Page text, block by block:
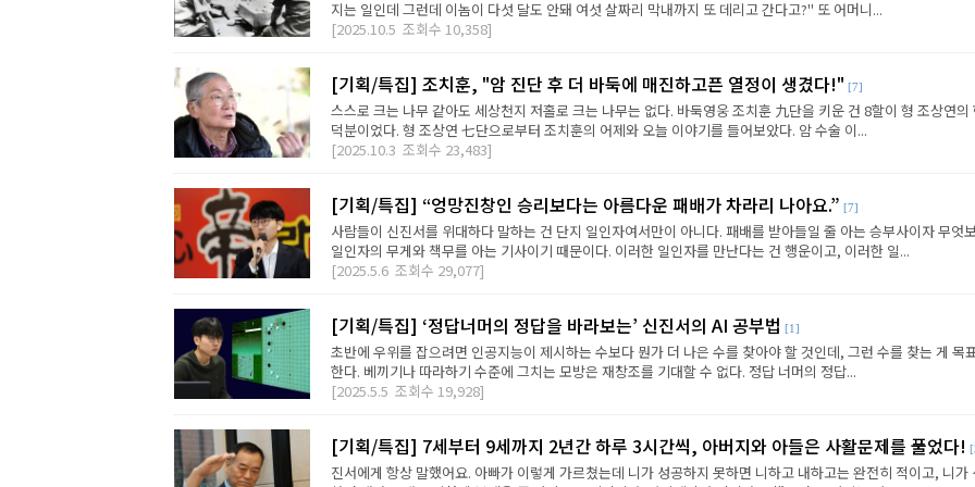
지는 일인데 그런데 이놈이 다섯 달도 안돼 여섯 살짜리 막내까지 또 데리고 간다고?" 또 어머니...
[2025.10.5 조회수 10,358]
[기획/특집] 조치훈, "암 진단 후 더 바둑에 매진하고픈 열정이 생겼다!" [7]
스스로 크는 나무 같아도 세상천지 저홀로 크는 나무는 없다. 바둑영웅 조치훈 九단을 키운 건 8할이 형 조상연의
덕분이었다. 형 조상연 七단으로부터 조치훈의 어제와 오늘 이야기를 들어보았다. 암 수술 이...
[2025.10.3 조회수 23,483]
[기획/특집] “엉망진창인 승리보다는 아름다운 패배가 차라리 나아요.” [7]
사람들이 신진서를 위대하다 말하는 건 단지 일인자여서만이 아니다. 패배를 받아들일 줄 아는 승부사이자 무엇
일인자의 무게와 책무를 아는 기사이기 때문이다. 이러한 일인자를 만난다는 건 행운이고, 이러한 일...
[2025.5.6 조회수 29,077]
[기획/특집] ‘정답너머의 정답을 바라보는’ 신진서의 AI 공부법 [1]
초반에 우위를 잡으려면 인공지능이 제시하는 수보다 뭔가 더 나은 수를 찾아야 할 것인데, 그런 수를 찾는 게 목
한다. 베끼기나 따라하기 수준에 그치는 모방은 재창조를 기대할 수 없다. 정답 너머의 정답...
[2025.5.5 조회수 19,928]
[기획/특집] 7세부터 9세까지 2년간 하루 3시간씩, 아버지와 아들은 사활문제를 풀었다!
진서에게 항상 말했어요. 아빠가 이렇게 가르쳤는데 니가 성공하지 못하면 니하고 내하고는 완전히 적이고, 니가